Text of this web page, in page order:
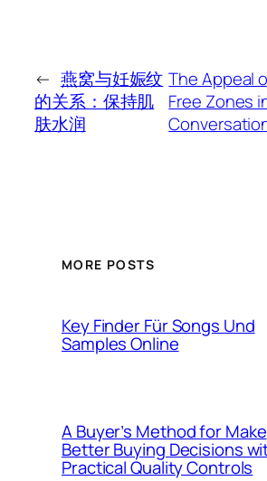
← 燕窝与妊娠纹
的关系：保持肌
肤水润
The Appeal
Free Zones
MORE POSTS
Key Finder Für Songs Und
Samples Online
A Buyer’s Method for Make
Better Buying Decisions
Practical Quality Controls